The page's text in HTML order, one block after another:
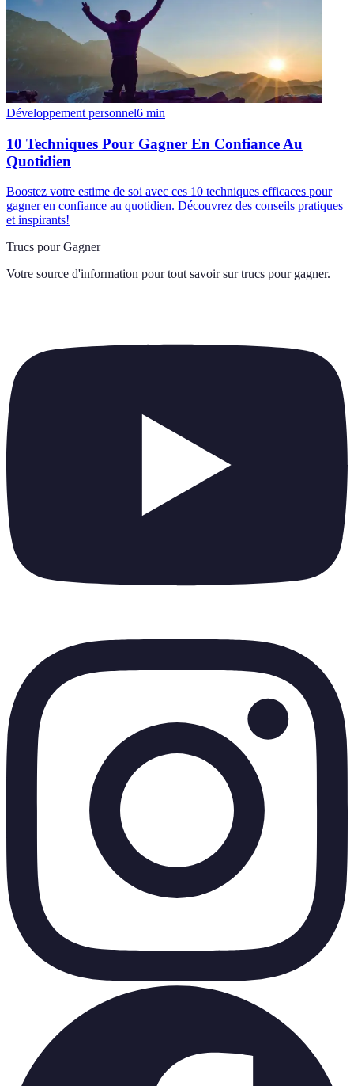
Développement personnel6 min
10 Techniques Pour Gagner En Confiance Au
Quotidien
Boostez votre estime de soi avec ces 10 techniques efficaces pour
gagner en confiance au quotidien. Découvrez des conseils pratiques
et inspirants!
Trucs pour Gagner
Votre source d'information pour tout savoir sur trucs pour gagner.